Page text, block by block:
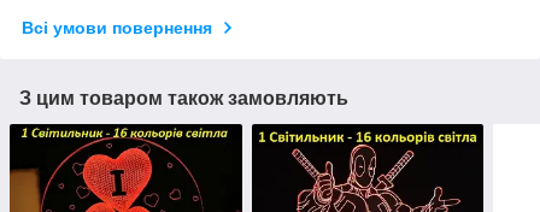
Всі умови повернення
З цим товаром також замовляють